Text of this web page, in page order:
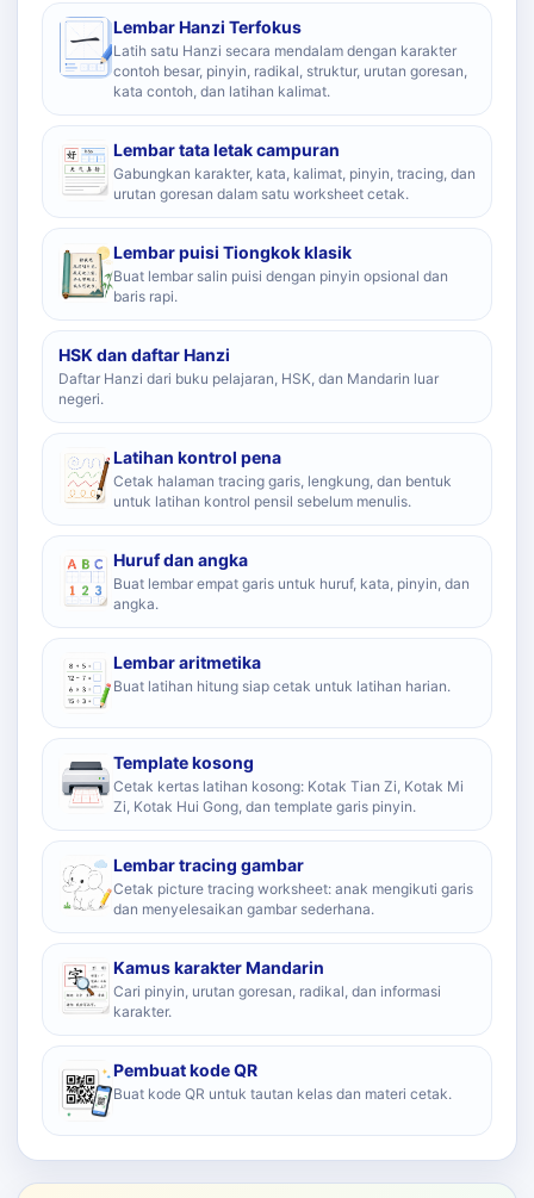
Lembar Hanzi Terfokus
Latih satu Hanzi secara mendalam dengan karakter
contoh besar, pinyin, radikal, struktur, urutan goresan,
kata contoh, dan latihan kalimat.
Lembar tata letak campuran
Gabungkan karakter, kata, kalimat, pinyin, tracing, dan
urutan goresan dalam satu worksheet cetak.
Lembar puisi Tiongkok klasik
Buat lembar salin puisi dengan pinyin opsional dan
baris rapi.
HSK dan daftar Hanzi
Daftar Hanzi dari buku pelajaran, HSK, dan Mandarin luar
negeri.
Latihan kontrol pena
Cetak halaman tracing garis, lengkung, dan bentuk
untuk latihan kontrol pensil sebelum menulis.
Huruf dan angka
Buat lembar empat garis untuk huruf, kata, pinyin, dan
angka.
Lembar aritmetika
Buat latihan hitung siap cetak untuk latihan harian.
Template kosong
Cetak kertas latihan kosong: Kotak Tian Zi, Kotak Mi
Zi, Kotak Hui Gong, dan template garis pinyin.
Lembar tracing gambar
Cetak picture tracing worksheet: anak mengikuti garis
dan menyelesaikan gambar sederhana.
Kamus karakter Mandarin
Cari pinyin, urutan goresan, radikal, dan informasi
karakter.
Pembuat kode QR
Buat kode QR untuk tautan kelas dan materi cetak.